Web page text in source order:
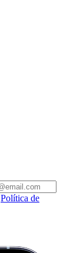
Política de